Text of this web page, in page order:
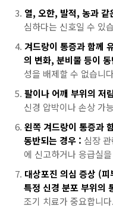
열, 오한, 발적, 농과 같
심하다는 신호일 수 있
겨드랑이 통증과 함께
의 변화, 분비물 등이
성을 배제할 수 없습니
팔이나 어깨 부위의 저
신경 압박이나 손상 가
왼쪽 겨드랑이 통증과
동반되는 경우 : 심장
에 신고하거나 응급실
대상포진 의심 증상 (
특정 신경 분포 부위의
조기 치료가 중요합니다.